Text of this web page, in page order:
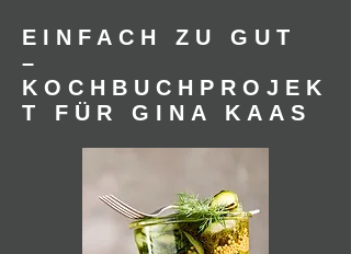
EINFACH ZU GUT
–
KOCHBUCHPROJEK
T FÜR GINA KAAS